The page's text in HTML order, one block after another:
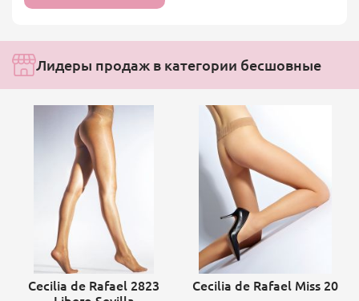
Лидеры продаж в категории бесшовные
Cecilia de Rafael 2823
Cecilia de Rafael Miss 20